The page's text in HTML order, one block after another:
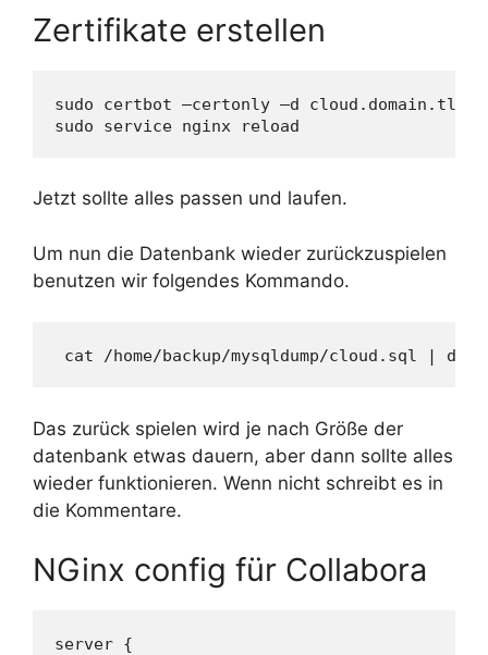
Zertifikate erstellen
sudo certbot –certonly –d cloud.domain.tld
Jetzt sollte alles passen und laufen.
Um nun die Datenbank wieder zurückzuspielen
benutzen wir folgendes Kommando.
Das zurück spielen wird je nach Größe der
datenbank etwas dauern, aber dann sollte alles
wieder funktionieren. Wenn nicht schreibt es in
die Kommentare.
NGinx config für Collabora
server {